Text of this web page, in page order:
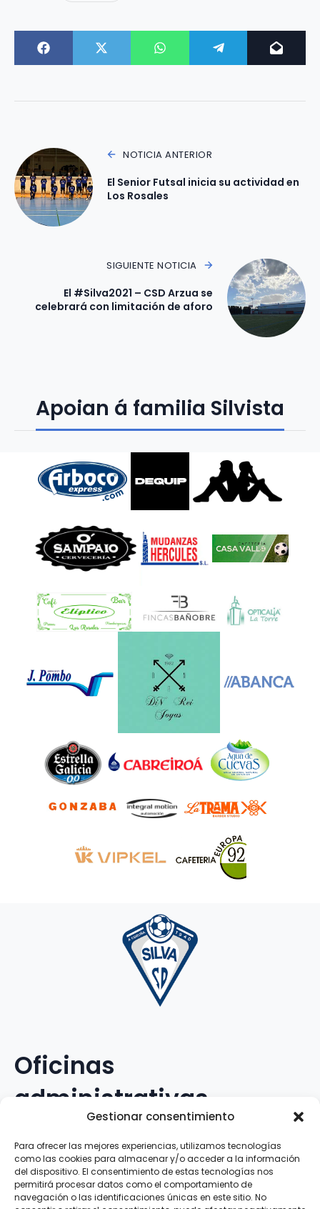
Gestionar consentimiento
Para ofrecer las mejores experiencias, utilizamos tecnologías
como las cookies para almacenar y/o acceder a la información
del dispositivo. El consentimiento de estas tecnologías nos
permitirá procesar datos como el comportamiento de
navegación o las identificaciones únicas en este sitio. No
NOTICIA ANTERIOR
El Senior Futsal inicia su actividad en
Los Rosales
SIGUIENTE NOTICIA
El #Silva2021 – CSD Arzua se
celebrará con limitación de aforo
Apoian á familia Silvista
Oficinas
administrativas
Avenida Galileo Galilei, 12
15.008 · A Coruña · España
Teléfono:881.069.303